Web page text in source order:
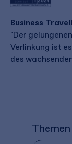
Business
"Der
Verlinkung ist
des